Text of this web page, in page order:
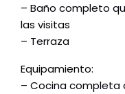
– Baño completo
las visitas
– Terraza
Equipamiento:
– Cocina completa